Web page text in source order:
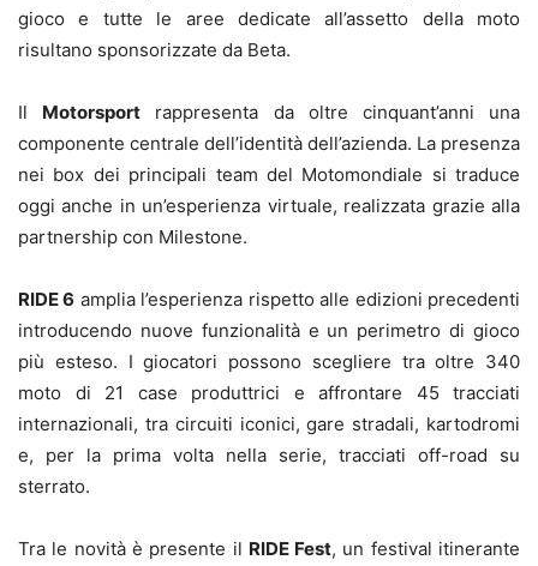
gioco e tutte le aree dedicate all’assetto della moto
risultano sponsorizzate da Beta.
Il Motorsport rappresenta da oltre cinquant’anni una
componente centrale dell’identità dell’azienda. La presenza
nei box dei principali team del Motomondiale si traduce
oggi anche in un’esperienza virtuale, realizzata grazie alla
partnership con Milestone.
RIDE 6 amplia l’esperienza rispetto alle edizioni precedenti
introducendo nuove funzionalità e un perimetro di gioco
più esteso. I giocatori possono scegliere tra oltre 340
moto di 21 case produttrici e affrontare 45 tracciati
internazionali, tra circuiti iconici, gare stradali, kartodromi
e, per la prima volta nella serie, tracciati off-road su
sterrato.
Tra le novità è presente il RIDE Fest, un festival itinerante